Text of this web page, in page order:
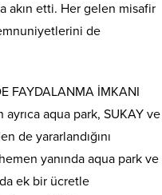
akın etti. Her gelen misafir
de
FAYDALANMA İMKANI
aqua park, SUKAY ve
de yararlandığını
yanında aqua park ve
da ek bir ücretle